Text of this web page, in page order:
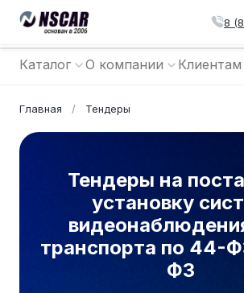
8
Каталог О компании Клиентам
Главная / Тендеры
Тендеры на
установку
транспорта по 44-
ФЗ